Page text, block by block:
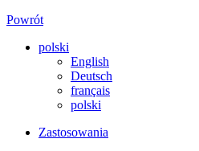
Powrót
polski
English
Deutsch
français
polski
Zastosowania